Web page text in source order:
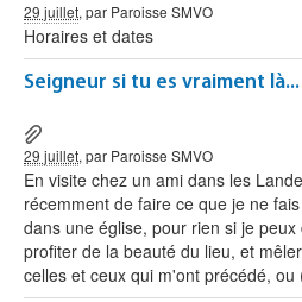
29 juillet, par Paroisse SMVO
Horaires et dates
Seigneur si tu es vraiment
29 juillet, par Paroisse SMVO
En visite chez un ami dans les
récemment de faire ce que je ne
dans une église, pour rien si je
profiter de la beauté du lieu, et
celles et ceux qui m'ont précédé,